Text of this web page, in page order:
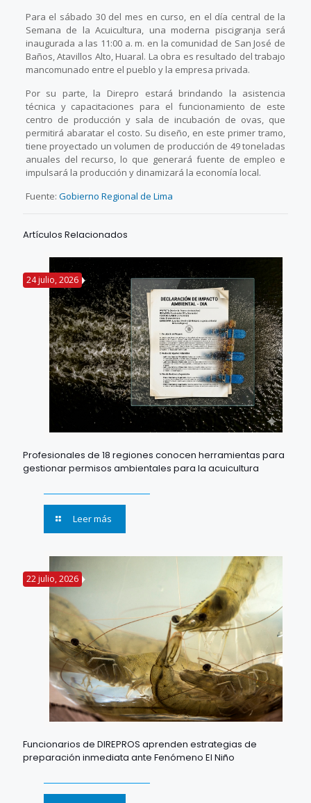
Para el sábado 30 del mes en curso, en el día central de la
Semana de la Acuicultura, una moderna piscigranja será
inaugurada a las 11:00 a. m. en la comunidad de San José de
Baños, Atavillos Alto, Huaral. La obra es resultado del trabajo
mancomunado entre el pueblo y la empresa privada.
Por su parte, la Direpro estará brindando la asistencia
técnica y capacitaciones para el funcionamiento de este
centro de producción y sala de incubación de ovas, que
permitirá abaratar el costo. Su diseño, en este primer tramo,
tiene proyectado un volumen de producción de 49 toneladas
anuales del recurso, lo que generará fuente de empleo e
impulsará la producción y dinamizará la economía local.
Fuente: Gobierno Regional de Lima
Artículos Relacionados
24 julio, 2026
Profesionales de 18 regiones conocen herramientas para
gestionar permisos ambientales para la acuicultura
Leer más
22 julio, 2026
Funcionarios de DIREPROS aprenden estrategias de
preparación inmediata ante Fenómeno El Niño